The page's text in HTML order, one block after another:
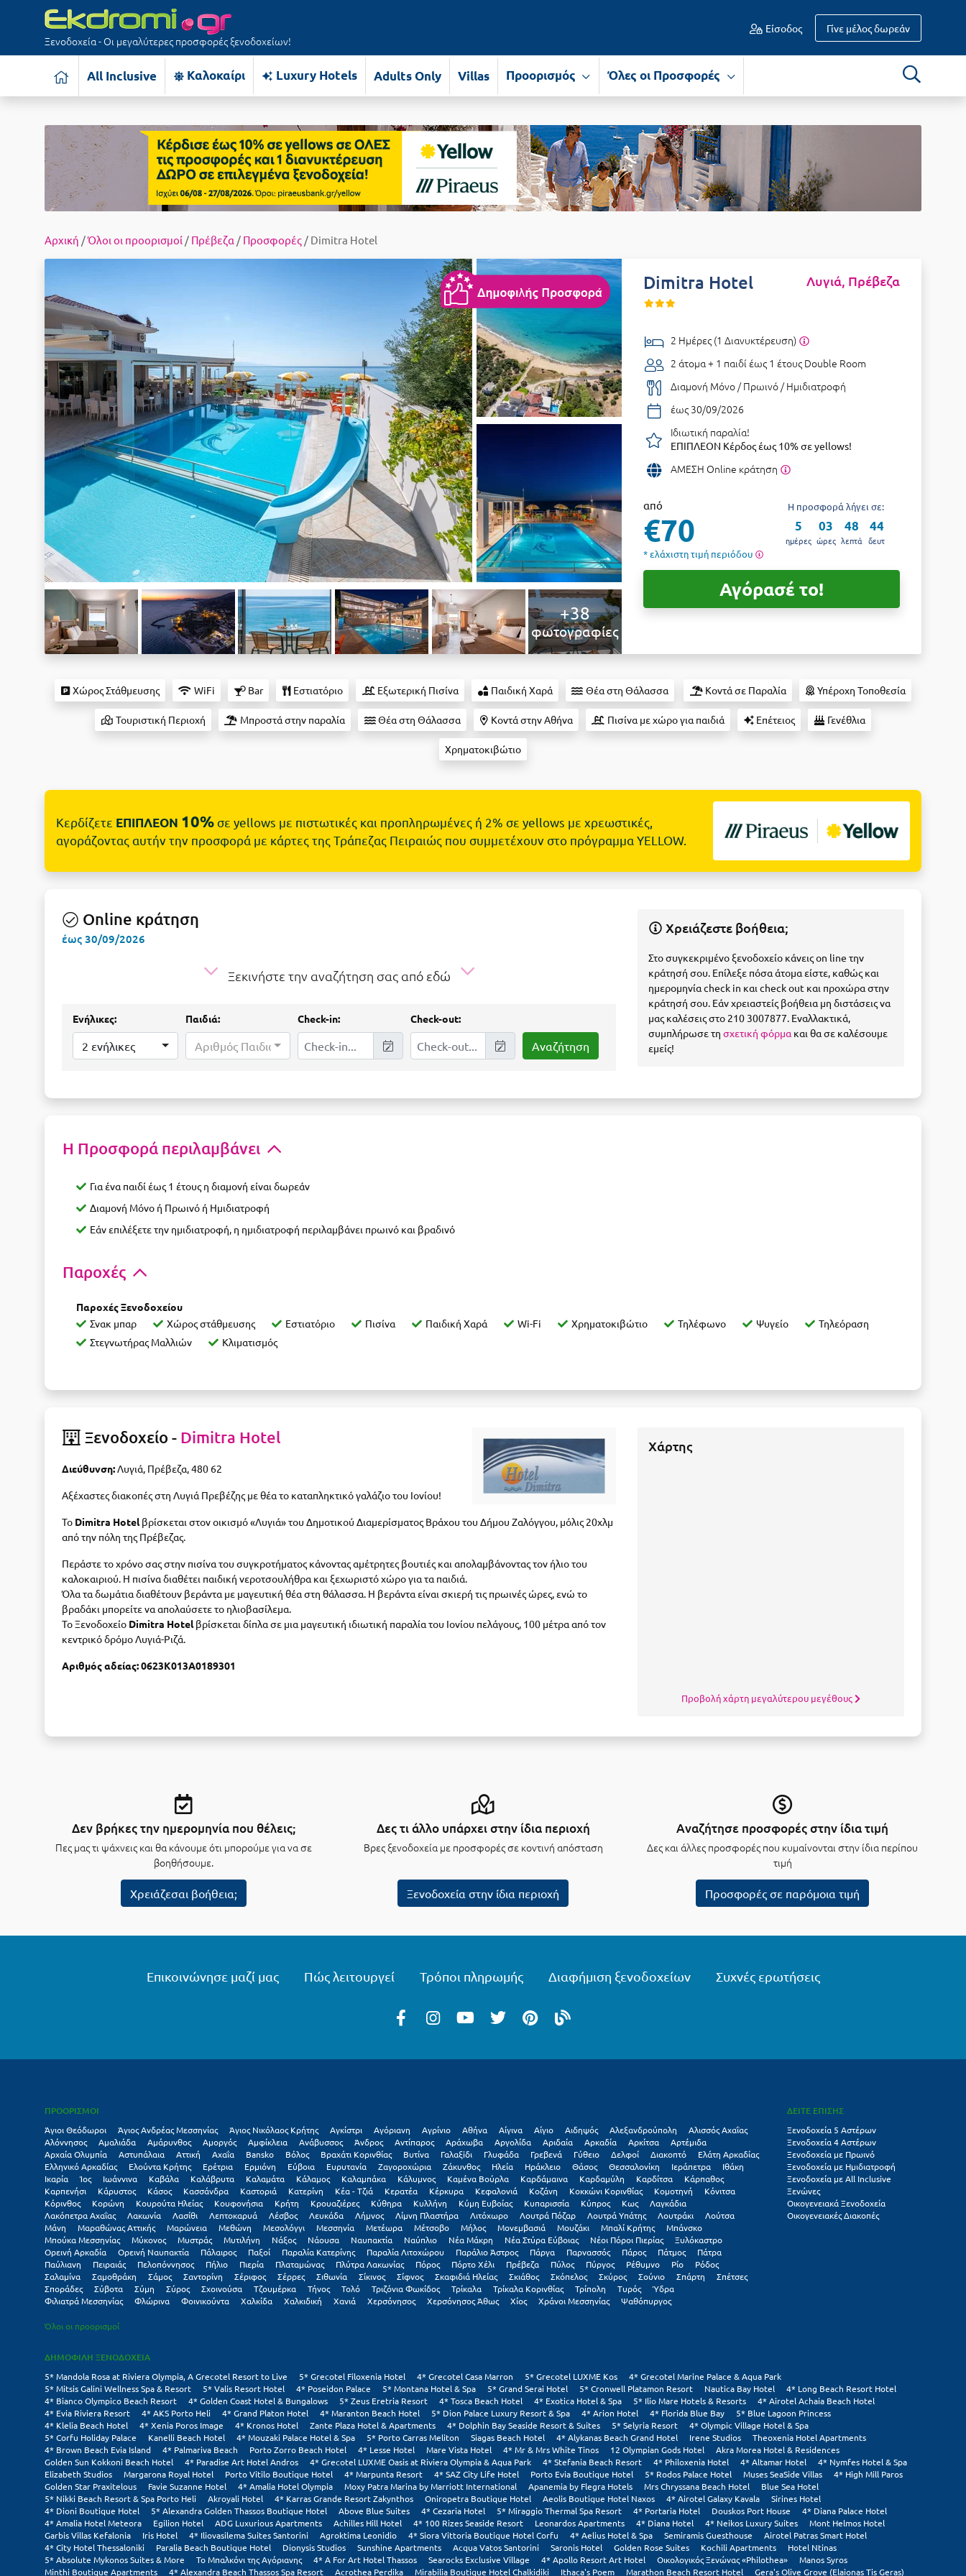
Ξενοδοχεία - Οι μεγαλύτερες προσφορές ξενοδοχείων!
Είσοδος Γίνε μέλος δωρεάν
All Inclusive Καλοκαίρι Luxury Hotels Adults Only Villas Προορισμός Όλες οι Προσφορές
Αρχική /Όλοι οι προορισμοί / Πρέβεζα / Προσφορές / Dimitra Hotel
+38
φωτογραφίες
Dimitra Hotel Λυγιά, Πρέβεζα
2 Ημέρες (1 Διανυκτέρευση)
2 άτομα + 1 παιδί έως 1 έτους Double Room
Διαμονή Μόνο / Πρωινό / Ημιδιατροφή
έως 30/09/2026
Ιδιωτική παραλία!
ΕΠΙΠΛΕΟΝ Κέρδος έως 10% σε yellows!
ΑΜΕΣΗ Online κράτηση
από
€70
* ελάχιστη τιμή περιόδου
Η προσφορά λήγει σε:
5
ημέρες
03
ώρες
48
λεπτά
43
δευτ
Αγόρασέ το!
Χώρος Στάθμευσης WiFi Bar Εστιατόριο Εξωτερική Πισίνα Παιδική Χαρά Θέα στη Θάλασσα Κοντά σε Παραλία Υπέροχη Τοποθεσία
Τουριστική Περιοχή Μπροστά στην παραλία Θέα στη Θάλασσα Κοντά στην Αθήνα Πισίνα με χώρο για παιδιά Επέτειος Γενέθλια
Χρηματοκιβώτιο
Κερδίζετε ΕΠΙΠΛΕΟΝ 10%σε yellows με πιστωτικές και προπληρωμένες ή 2% σε yellows με χρεωστικές,
αγοράζοντας αυτήν την προσφορά με κάρτες της Τράπεζας Πειραιώς που συμμετέχουν στο πρόγραμμα YELLOW.
Online κράτηση
έως 30/09/2026
Ξεκινήστε την αναζήτηση σας από εδώ
Ενήλικες:
2 ενήλικες
Παιδιά:
Αριθμός Παιδιών...
Check-in: Check-out:
Χρειάζεστε βοήθεια;
Στο συγκεκριμένο ξενοδοχείο κάνεις on line την
κράτησή σου. Επίλεξε πόσα άτομα είστε, καθώς και
ημερομηνία check in και check out και προχώρα στην
κράτησή σου. Εάν χρειαστείς βοήθεια μη διστάσεις να
μας καλέσεις στο 210 3007877. Εναλλακτικά,
συμπλήρωσε τησχετική φόρμα και θα σε καλέσουμε
εμείς!
Η Προσφορά περιλαμβάνει
Για ένα παιδί έως 1 έτους η διαμονή είναι δωρεάν
Διαμονή Μόνο ή Πρωινό ή Ημιδιατροφή
Εάν επιλέξετε την ημιδιατροφή, η ημιδιατροφή περιλαμβάνει πρωινό και βραδινό
Παροχές
Παροχές Ξενοδοχείου
Σνακ μπαρ
Χώρος στάθμευσης Εστιατόριο Πισίνα Παιδική Χαρά Wi-Fi Χρηματοκιβώτιο Τηλέφωνο Ψυγείο
Τηλεόραση
Στεγνωτήρας Μαλλιών
Κλιματισμός
Ξενοδοχείο - Dimitra Hotel
Διεύθυνση:Λυγιά, Πρέβεζα, 480 62
Αξέχαστες διακοπές στη Λυγιά Πρεβέζης με θέα το καταπληκτικό γαλάζιο του Ιονίου!
Το Dimitra Hotelβρίσκεται στον οικισμό «Λυγιά» του Δημοτικού Διαμερίσματος Βράχου του Δήμου Ζαλόγγου, μόλις 20χλμ
από την πόλη της Πρέβεζας.
Περάστε το χρόνο σας στην πισίνα του συγκροτήματος κάνοντας αμέτρητες βουτιές και απολαμβάνοντας τον ήλιο του
καλοκαιριού. Η πισίνα διαθέτει παιδική νεροτσουλήθρα και ξεχωριστό χώρο για τα παιδιά.
Όλα τα δωμάτια διαθέτουν βεράντα με μαγευτική θέα στη θάλασσα. Η βεράντα είναι σκιερή τις πρωινές ώρες, ενώ το
βραδάκι μπορείτε να απολαύσετε το ηλιοβασίλεμα.
Το Ξενοδοχείο Dimitra Hotelβρίσκεται δίπλα σε μια μαγευτική ιδιωτική παραλία του Ιονίου πελάγους, 100 μέτρα από τον
κεντρικό δρόμο Λυγιά-Ριζά.
Αριθμός αδείας: 0623Κ013Α0189301
Χάρτης
Προβολή χάρτη μεγαλύτερου μεγέθους
Δεν βρήκες την ημερομηνία που θέλεις;
Πες μας τι ψάχνεις και θα κάνουμε ότι μπορούμε για να σε
βοηθήσουμε.
Χρειάζεσαι βοήθεια;
Δες τι άλλο υπάρχει στην ίδια περιοχή
Βρες ξενοδοχεία με προσφορές σε κοντινή απόσταση
Ξενοδοχεία στην ίδια περιοχή
Αναζήτησε προσφορές στην ίδια τιμή
Δες και άλλες προσφορές που κυμαίνονται στην ίδια περίπου
τιμή
Προσφορές σε παρόμοια τιμή
Επικοινώνησε μαζί μας Πώς λειτουργεί Τρόποι πληρωμής Διαφήμιση ξενοδοχείων Συχνές ερωτήσεις
ΠΡΟΟΡΙΣΜΟΙ
Άγιοι Θεόδωροι Άγιος Ανδρέας Μεσσηνίας Άγιος Νικόλαος Κρήτης Αγκίστρι Αγόριανη Αγρίνιο Αθήνα Αίγινα Αίγιο Αιδηψός Αλεξανδρούπολη
Αλισσός Αχαΐας
Αλόννησος
Αμαλιάδα Αμάρυνθος Αμοργός Αμφίκλεια Ανάβυσσος Άνδρος Αντίπαρος Αράχωβα Αργολίδα Αριδαία Αρκαδία Αρκίτσα
Αρτέμιδα
Αρχαία Ολυμπία
Αστυπάλαια Αττική Αχαΐα Βansko Βόλος Βραχάτι Κορινθίας Βυτίνα Γαλαξiδι Γλυφάδα Γρεβενά Γύθειο Δελφοί Διακοπτό
Ελάτη Αρκαδίας
Ελληνικό Αρκαδίας
Ελούντα Κρήτης Ερέτρια Ερμιόνη Εύβοια Ευρυτανία Ζαγοροχώρια Ζάκυνθος Ηλεία Ηράκλειο Θάσος Θεσσαλονίκη Ιεράπετρα
Ιθάκη
Ικαρία
Ίος Ιωάννινα Καβάλα Καλάβρυτα Καλαμάτα Κάλαμος Καλαμπάκα Κάλυμνος Καμένα Βούρλα Καρδάμαινα Καρδαμύλη Καρδίτσα
Κάρπαθος
Καρπενήσι
Κάρυστος Κάσος Κασσάνδρα Καστοριά Κατερίνη Κέα - Τζιά Κερατέα Κέρκυρα Κεφαλονιά Κοζάνη Κοκκώνι Κορινθίας Κομοτηνή
Κόνιτσα
Κόρινθος
Κορώνη Κουρούτα Ηλείας Κουφονήσια Κρήτη Κρουαζιέρες Κύθηρα Κυλλήνη Κύμη Ευβοίας Κυπαρισσία Κύπρος Κως
Λαγκάδια
Λακόπετρα Αχαΐας
Λακωνία Λασίθι Λεπτοκαρυά Λέσβος Λευκάδα Λήμνος Λίμνη Πλαστήρα Λιτόχωρο Λουτρά Πόζαρ Λουτρά Υπάτης Λουτράκι
Λούτσα
Μάνη
Μαραθώνας Αττικής Μαρώνεια Μεθώνη Μεσολόγγι Μεσσηνία Μετέωρα Μέτσοβο Μήλος Μονεμβασιά Μουζάκι Μπαλί Κρήτης
Μπάνσκο
Μπούκα Μεσσηνίας
Μύκονος Μυστράς Μυτιλήνη Νάξος Νάουσα Ναυπακτία Ναύπλιο Νέα Μάκρη Νέα Στύρα Εύβοιας Νέοι Πόροι Πιερίας
Ξυλόκαστρο
Ορεινή Αρκαδία
Ορεινή Ναυπακτία Πάλαιρος Παξοί Παραλία Κατερίνης Παραλία Λιτοχώρου Παράλιο Άστρος Πάργα Παρνασσός Πάρος Πάτμος
Πάτρα
Παύλιανη
Πειραιάς Πελοπόννησος Πήλιο Πιερία Πλαταμώνας Πλύτρα Λακωνίας Πόρος Πόρτο Χέλι Πρέβεζα Πύλος Πύργος Ρέθυμνο Ρίο
Ρόδος
Σαλαμίνα
Σαμοθράκη Σάμος Σαντορίνη Σέριφος Σέρρες Σιθωνία Σίκινος Σίφνος Σκαφιδιά Ηλείας Σκιάθος Σκόπελος Σκύρος Σούνιο Σπάρτη
Σπέτσες
Σποράδες
Σύβοτα Σύμη Σύρος Σχοινούσα Τζουμέρκα Τήνος Τολό Τριζόνια Φωκίδος Τρίκαλα Τρίκαλα Κορινθίας Τρίπολη Τυρός
Ύδρα
Φιλιατρά Μεσσηνίας
Φλώρινα Φοινικούντα Χαλκίδα Χαλκιδική Χανιά Χερσόνησος Χερσόνησος Άθως Χίος Χράνοι Μεσσηνίας Ψαθόπυργος
Όλοι οι προορισμοί
ΔΕΙΤΕ ΕΠΙΣΗΣ
Ξενοδοχεία 5 Αστέρων
Ξενοδοχεία 4 Αστέρων
Ξενοδοχεία με Πρωινό
Ξενοδοχεία με Ημιδιατροφή
Ξενοδοχεία με All Inclusive
Ξενώνες
Οικογενειακά Ξενοδοχεία
Οικογενειακές Διακοπές
ΔΗΜΟΦΙΛΗ ΞΕΝΟΔΟΧΕΙΑ
5* Mandola Rosa at Riviera Olympia, A Grecotel Resort to Live 5* Grecotel Filoxenia Hotel 4* Grecotel Casa Marron 5* Grecotel LUXME Kos
4* Grecotel Marine Palace & Aqua Park
5* Mitsis Galini Wellness Spa & Resort
5* Valis Resort Hotel 4* Poseidon Palace 5* Montana Hotel & Spa 5* Grand Serai Hotel 5* Cronwell Platamon Resort Nautica Bay Hotel
4* Long Beach Resort Hotel
4* Bianco Olympico Beach Resort
4* Golden Coast Hotel & Bungalows 5* Zeus Eretria Resort 4* Tosca Beach Hotel 4* Exotica Hotel & Spa 5* Ilio Mare Hotels & Resorts
4* Airotel Achaia Beach Hotel
4* Evia Riviera Resort
4* AKS Porto Heli 4* Grand Platon Hotel 4* Maranton Beach Hotel 5* Dion Palace Luxury Resort & Spa 4* Arion Hotel 4* Florida Blue Bay
5* Blue Lagoon Princess
4* Klelia Beach Hotel
4* Xenia Poros Image 4* Kronos Hotel Zante Plaza Hotel & Apartments 4* Dolphin Bay Seaside Resort & Suites 5* Selyria Resort
4* Olympic Village Hotel & Spa
5* Corfu Holiday Palace
Kanelli Beach Hotel 4* Mouzaki Palace Hotel & Spa 5* Porto Carras Meliton Siagas Beach Hotel 4* Alykanas Beach Grand Hotel Irene Studios
Theoxenia Hotel Apartments
4* Brown Beach Evia Island
4* Palmariva Beach Porto Zorro Beach Hotel 4* Lesse Hotel Mare Vista Hotel 4* Mr & Mrs White Tinos 12 Olympian Gods Hotel
Akra Morea Hotel & Residences
Golden Sun Kokkoni Beach Hotel
4* Paradise Art Hotel Andros 4* Grecotel LUXME Oasis at Riviera Olympia & Aqua Park 4* Stefania Beach Resort 4* Philoxenia Hotel 4* Altamar Hotel
4* Nymfes Hotel & Spa
Elizabeth Studios
Margarona Royal Hotel Porto Vitilo Boutique Hotel 4* Marpunta Resort 4* SAZ City Life Hotel Porto Evia Boutique Hotel 5* Rodos Palace Hotel Muses SeaSide Villas
4* High Mill Paros
Golden Star Praxitelous
Favie Suzanne Hotel 4* Amalia Hotel Olympia Moxy Patra Marina by Marriott International Apanemia by Flegra Hotels Mrs Chryssana Beach Hotel
Blue Sea Hotel
5* Nikki Beach Resort & Spa Porto Heli
Akroyali Hotel 4* Karras Grande Resort Zakynthos Oniropetra Boutique Hotel Aeolis Boutique Hotel Naxos 4* Airotel Galaxy Kavala
Sirines Hotel
4* Dioni Boutique Hotel
5* Alexandra Golden Thassos Boutique Hotel Above Blue Suites 4* Cezaria Hotel 5* Miraggio Thermal Spa Resort 4* Portaria Hotel Douskos Port House
4* Diana Palace Hotel
4* Amalia Hotel Meteora
Egilion Hotel ADG Luxurious Apartments Achilles Hill Hotel 4* 100 Rizes Seaside Resort Leonardos Apartments 4* Diana Hotel 4* Neikos Luxury Suites
Mont Helmos Hotel
Garbis Villas Kefalonia
Iris Hotel 4* Iliovasilema Suites Santorini Agroktima Leonidio 4* Siora Vittoria Boutique Hotel Corfu 4* Aelius Hotel & Spa Semiramis Guesthouse
Airotel Patras Smart Hotel
4* City Hotel Thessaloniki
Paralia Beach Boutique Hotel Dionysis Studios Sunshine Apartments Acqua Vatos Santorini Saronis Hotel Golden Rose Suites Kochili Apartments
Hotel Ntinas
5* Absolute Mykonos Suites & More
Το Μπαλκόνι της Αγόριανης 4* A For Art Hotel Thassos Searocks Exclusive Village 4* Apollo Resort Art Hotel Οικολογικός Ξενώνας «Philothea»
Manos Syros
Minthi Boutique Apartments
4* Alexandra Beach Thassos Spa Resort Acrothea Perdika Mirabilia Boutique Hotel Chalkidiki Ithaca's Poem Marathon Beach Resort Hotel Gera's Olive Grove (Elaionas Tis Geras)